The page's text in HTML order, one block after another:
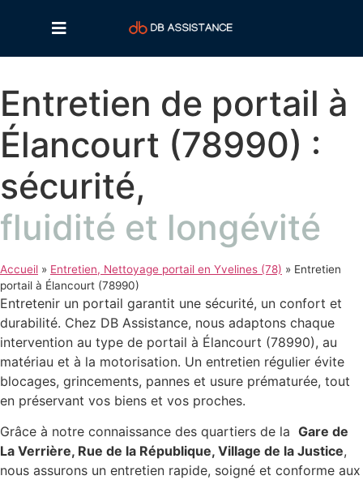
Entretien de portail à
Élancourt (78990) :
sécurité,
fluidité et longévité
Accueil » Entretien, Nettoyage portail en Yvelines (78) » Entretien
portail à Élancourt (78990)
Entretenir un portail garantit une sécurité, un confort et
durabilité. Chez DB Assistance, nous adaptons chaque
intervention au type de portail à Élancourt (78990), au
matériau et à la motorisation. Un entretien régulier évite
blocages, grincements, pannes et usure prématurée, tout
en préservant vos biens et vos proches.
Grâce à notre connaissance des quartiers de la Gare de
La Verrière, Rue de la République, Village de la Justice,
nous assurons un entretien rapide, soigné et conforme aux